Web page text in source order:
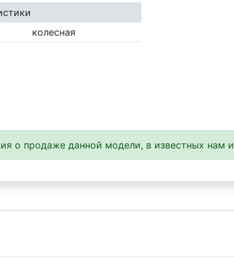
колесная
о продаже данной модели, в известных нам